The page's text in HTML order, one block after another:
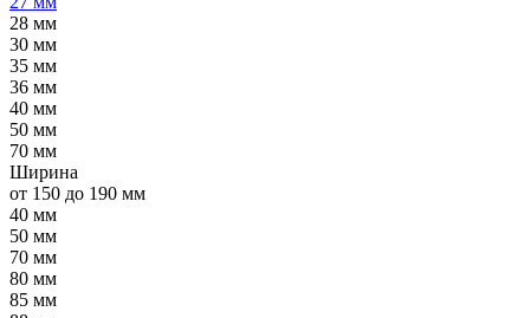
28 мм
30 мм
35 мм
36 мм
40 мм
50 мм
70 мм
Ширина
от 150 до 190 мм
40 мм
50 мм
70 мм
80 мм
85 мм